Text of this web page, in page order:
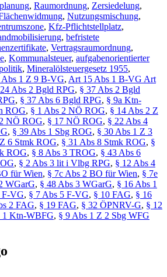
, Raumordnung, Zersiedelung,
, Nutzungsmischung,
, Kfz-Pflichtstellplatz,
, befristete
, Vertragsraumordnung,
, Kommunalsteuer, aufgabenorientierter
, Mineralölsteuergesetz 1955,
1 Z 9 B-VG, Art 15 Abs 1 B-VG Art
Abs 2 Bgld RPG, § 37 Abs 2 Bgld
, § 37 Abs 6 Bgld RPG, § 9a Ktn-
ROG, § 1 Abs 2 NÖ ROG, § 14 Abs 2 Z
NÖ ROG, § 17 NÖ ROG, § 22 Abs 4
, § 39 Abs 1 Sbg ROG, § 30 Abs 1 Z 3
6 Stmk ROG, § 31 Abs 8 Stmk ROG, §
ROG, § 8 Abs 3 TROG, § 43 Abs 6
, § 2 Abs 3 lit i Vlbg RPG, § 12 Abs 4
für Wien, § 7c Abs 2 BO für Wien, § 7e
WGarG, § 48 Abs 3 WGarG, § 16 Abs 1
F-VG, § 7 Abs 5 F-VG, § 10 FAG, § 16
2 FAG, § 19 FAG, § 32 ÖPNRV-G, § 12
1 Ktn-WBFG, § 9 Abs 1 Z 2 Sbg WFG